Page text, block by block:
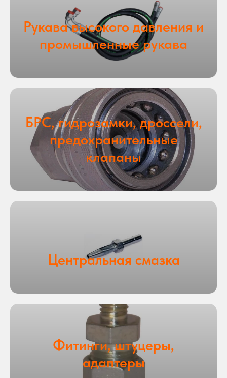
Рукава высокого давления и
промышленные рукава
БРС, гидрозамки, дроссели,
предохранительные
клапаны
Центральная смазка
Фитинги, штуцеры,
адаптеры